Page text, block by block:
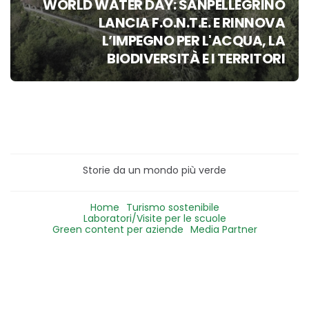
WORLD WATER DAY: SANPELLEGRINO
LANCIA F.O.N.T.E. E RINNOVA
L’IMPEGNO PER L'ACQUA, LA
BIODIVERSITÀ E I TERRITORI
Storie da un mondo più verde
Home Turismo sostenibile
Laboratori/Visite per le scuole
Green content per aziende Media Partner